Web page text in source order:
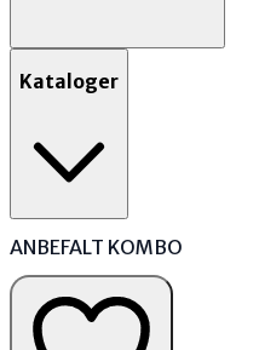
Kataloger
ANBEFALT KOMBO